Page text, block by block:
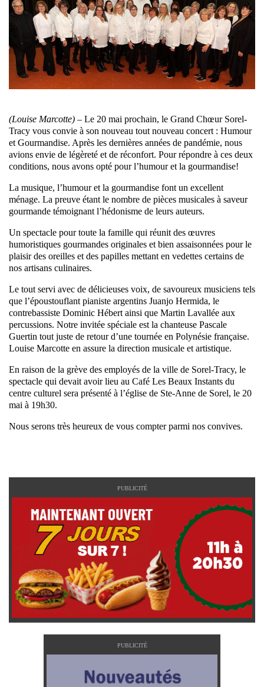
(Louise Marcotte) – Le 20 mai prochain, le Grand Chœur Sorel-
Tracy vous convie à son nouveau tout nouveau concert : Humour
et Gourmandise. Après les dernières années de pandémie, nous
avions envie de légèreté et de réconfort. Pour répondre à ces deux
conditions, nous avons opté pour l’humour et la gourmandise!
La musique, l’humour et la gourmandise font un excellent
ménage. La preuve étant le nombre de pièces musicales à saveur
gourmande témoignant l’hédonisme de leurs auteurs.
Un spectacle pour toute la famille qui réunit des œuvres
humoristiques gourmandes originales et bien assaisonnées pour le
plaisir des oreilles et des papilles mettant en vedettes certains de
nos artisans culinaires.
Le tout servi avec de délicieuses voix, de savoureux musiciens tels
que l’époustouflant pianiste argentins Juanjo Hermida, le
contrebassiste Dominic Hébert ainsi que Martin Lavallée aux
percussions. Notre invitée spéciale est la chanteuse Pascale
Guertin tout juste de retour d’une tournée en Polynésie française.
Louise Marcotte en assure la direction musicale et artistique.
En raison de la grève des employés de la ville de Sorel-Tracy, le
spectacle qui devait avoir lieu au Café Les Beaux Instants du
centre culturel sera présenté à l’église de Ste-Anne de Sorel, le 20
mai à 19h30.
Nous serons très heureux de vous compter parmi nos convives.
PUBLICITÉ
PUBLICITÉ